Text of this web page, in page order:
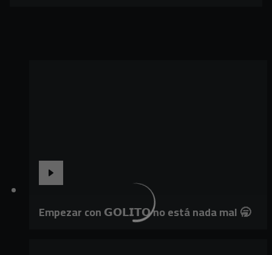
Empezar con 𝗚𝗢𝗟𝗜𝗧𝗢 no está nada mal 🥱